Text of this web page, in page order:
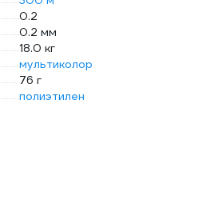
0.2
0.2 мм
18.0 кг
мультиколор
76 г
полиэтилен